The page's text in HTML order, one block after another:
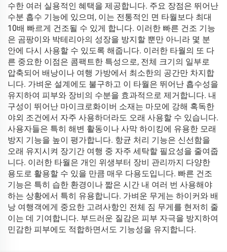
수한 여러 실용적인 혜택을 제공합니다. 주요 장점은 뛰어난
수분 흡수 기능에 있으며, 이는 전통적인 면 타월보다 최대
10배 빠르게 건조될 수 있게 합니다. 이러한 빠른 건조 기능
은 곰팡이와 박테리아의 성장을 방지할 뿐만 아니라 몇 분
안에 다시 사용할 수 있도록 해줍니다. 이러한 타월의 또 다
른 중요한 이점은 콤팩트한 특성으로, 전체 크기의 일부로
압축되어 배낭이나 여행 가방에서 최소한의 공간만 차지합
니다. 가벼운 설계에도 불구하고 이 타월은 뛰어난 흡수성을
유지하여 피부와 장비의 수분을 효과적으로 제거합니다. 내
구성이 뛰어난 마이크로화이버 소재는 마모에 강해 혹독한
야외 조건에서 자주 사용하더라도 오래 사용할 수 있습니다.
사용자들은 특히 해변 활동이나 사막 하이킹에 유용한 모래
방지 기능을 높이 평가합니다. 항균 처리 기능은 신선함을
오래 유지시켜 장기간 여행 중 자주 세탁할 필요성을 줄여줍
니다. 이러한 타월은 개인 위생부터 장비 관리까지 다양한
용도로 활용할 수 있을 만큼 매우 다용도입니다. 빠른 건조
기능은 특히 습한 환경이나 짧은 시간 내 여러 번 사용해야
하는 상황에서 특히 유용합니다. 가벼운 무게는 하이커와 배
낭 여행객에게 중요한 고려사항인 전체 짐 무게를 현저히 줄
이는 데 기여합니다. 부드러운 질감은 피부 자극을 방지하여
민감한 피부에도 적합하면서도 기능성을 유지합니다.